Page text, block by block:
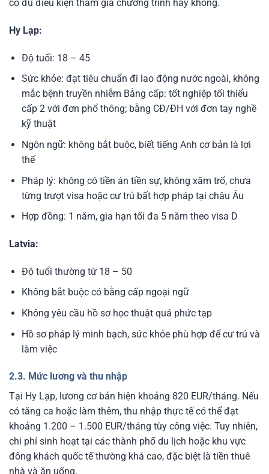
có đủ điều kiện tham gia chương trình hay không.
Hy Lạp:
Độ tuổi: 18 – 45
Sức khỏe: đạt tiêu chuẩn đi lao động nước ngoài, không
mắc bệnh truyền nhiễm Bằng cấp: tốt nghiệp tối thiểu
cấp 2 với đơn phổ thông; bằng CĐ/ĐH với đơn tay nghề
kỹ thuật
Ngôn ngữ: không bắt buộc, biết tiếng Anh cơ bản là lợi
thế
Pháp lý: không có tiền án tiền sự, không xăm trổ, chưa
từng trượt visa hoặc cư trú bất hợp pháp tại châu Âu
Hợp đồng: 1 năm, gia hạn tối đa 5 năm theo visa D
Latvia:
Độ tuổi thường từ 18 – 50
Không bắt buộc có bằng cấp ngoại ngữ
Không yêu cầu hồ sơ học thuật quá phức tạp
Hồ sơ pháp lý minh bạch, sức khỏe phù hợp để cư trú và
làm việc
2.3. Mức lương và thu nhập
Tại Hy Lạp, lương cơ bản hiện khoảng 820 EUR/tháng. Nếu
có tăng ca hoặc làm thêm, thu nhập thực tế có thể đạt
khoảng 1.200 – 1.500 EUR/tháng tùy công việc. Tuy nhiên,
chi phí sinh hoạt tại các thành phố du lịch hoặc khu vực
đông khách quốc tế thường khá cao, đặc biệt là tiền thuê
nhà và ăn uống.